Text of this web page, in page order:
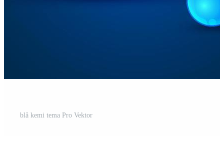
blå kemi tema Pro Vektor